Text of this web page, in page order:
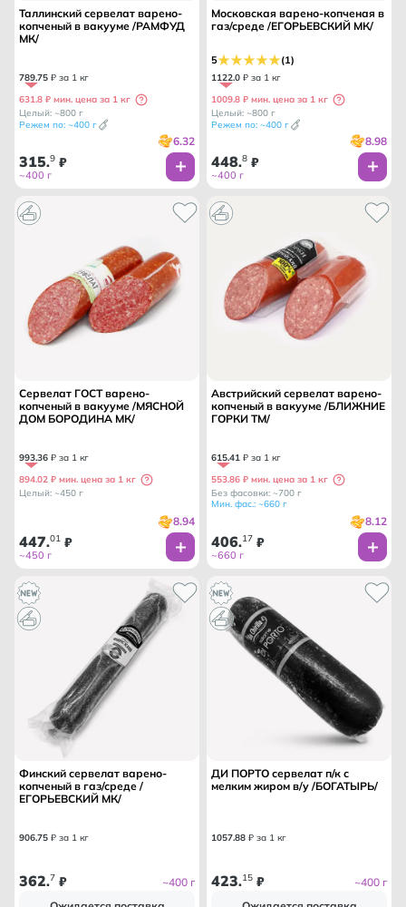
Таллинский сервелат варено-
копченый в вакууме /РАМФУД
МК/
789.75 ₽ за 1 кг
631.8 ₽ мин. цена за 1 кг
Целый: ~800 г
Режем по: ~400 г
6.32
315.9 ₽
~400 г
Московская варено-копченая в
газ/среде /ЕГОРЬЕВСКИЙ МК/
5 (1)
1122.0 ₽ за 1 кг
1009.8 ₽ мин. цена за 1 кг
Целый: ~800 г
Режем по: ~400 г
8.98
448.8 ₽
~400 г
Сервелат ГОСТ варено-
копченый в вакууме /МЯСНОЙ
ДОМ БОРОДИНА МК/
993.36 ₽ за 1 кг
894.02 ₽ мин. цена за 1 кг
Целый: ~450 г
8.94
447.01 ₽
~450 г
Австрийский сервелат варено-
копченый в вакууме /БЛИЖНИЕ
ГОРКИ ТМ/
615.41 ₽ за 1 кг
553.86 ₽ мин. цена за 1 кг
Без фасовки: ~700 г
Мин. фас.: ~660 г
8.12
406.17 ₽
~660 г
Финский сервелат варено-
копченый в газ/среде /
ЕГОРЬЕВСКИЙ МК/
906.75 ₽ за 1 кг
362.7 ₽
~400 г
ДИ ПОРТО сервелат п/к с
мелким жиром в/у /БОГАТЫРЬ/
1057.88 ₽ за 1 кг
423.15 ₽
~400 г